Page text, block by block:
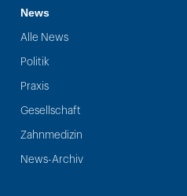
News
Alle News
Politik
Praxis
Gesellschaft
Zahnmedizin
News-Archiv